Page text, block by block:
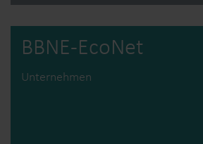
BBNE-EcoNet
Unternehmen